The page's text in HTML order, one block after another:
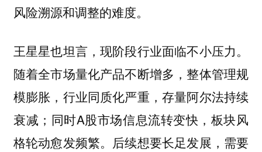
风险溯源和调整的难度。
王星星也坦言，现阶段行业面临不小压力。
随着全市场量化产品不断增多，整体管理规
模膨胀，行业同质化严重，存量阿尔法持续
衰减；同时A股市场信息流转变快，板块风
格轮动愈发频繁。后续想要长足发展，需要